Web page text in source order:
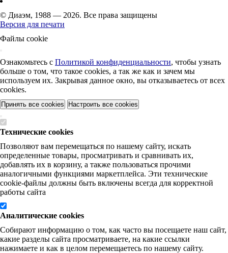
© Диаэм, 1988 — 2026. Все права защищены
Версия для печати
Файлы cookie
Ознакомьтесь с Политикой конфиденциальности, чтобы узнать
больше о том, что такое cookies, а так же как и зачем мы
используем их. Закрывая данное окно, вы отказываетесь от всех
cookies.
Принять все cookies Настроить все cookies
Технические cookies
Позволяют вам перемещаться по нашему сайту, искать
определенные товары, просматривать и сравнивать их,
добавлять их в корзину, а также пользоваться прочими
аналогичными функциями маркетплейса. Эти технические
cookie-файлы должны быть включены всегда для корректной
работы сайта
Аналитические cookies
Собирают информацию о том, как часто вы посещаете наш сайт,
какие разделы сайта просматриваете, на какие ссылки
нажимаете и как в целом перемещаетесь по нашему сайту.